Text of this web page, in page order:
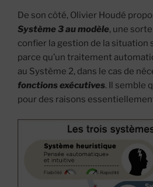
De son côté, Olivier Houdé
Système 3 au modèle, une
confier la gestion de la situation
parce qu’un traitement
au Système 2, dans le cas de
fonctions exécutives. Il semble
pour des raisons